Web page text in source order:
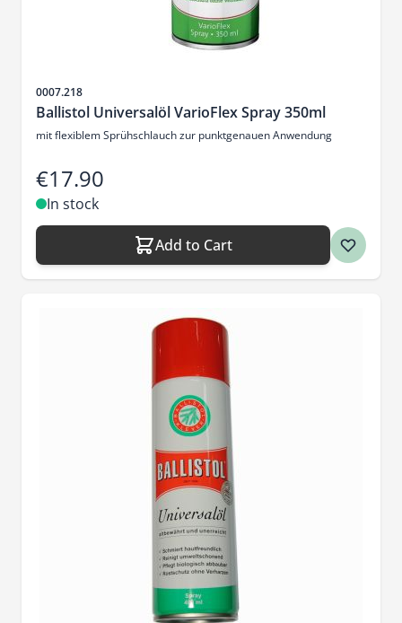
Sku
0007.218
Ballistol Universalöl VarioFlex Spray 350ml
mit flexiblem Sprühschlauch zur punktgenauen Anwendung
€17.90
In stock
Add to Cart